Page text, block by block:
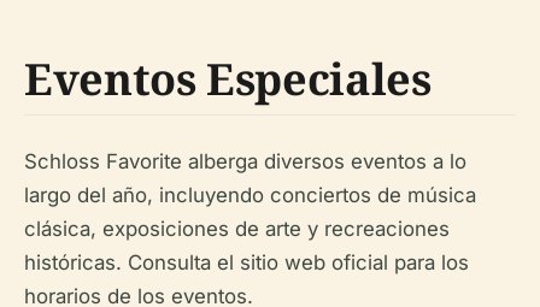
Eventos Especiales
Schloss Favorite alberga diversos eventos a lo
largo del año, incluyendo conciertos de música
clásica, exposiciones de arte y recreaciones
históricas. Consulta el sitio web oficial para los
horarios de los eventos.